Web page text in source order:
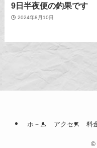
9日半夜便の釣果です
2024年8月10日
ホ－ム アクセス 料
©